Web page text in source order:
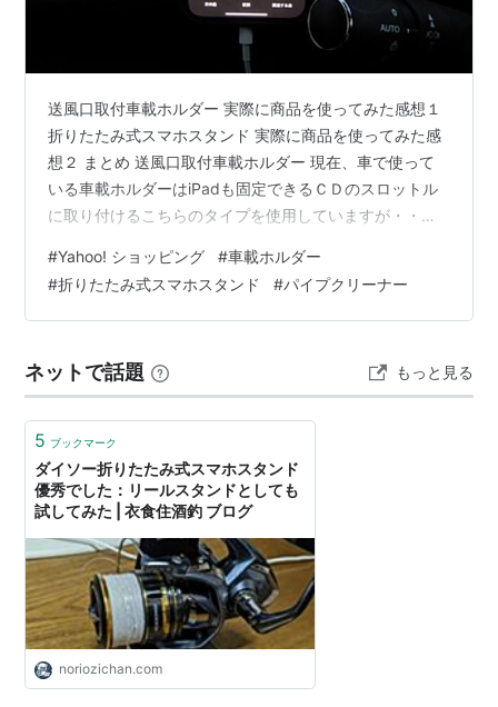
送風口取付車載ホルダー 実際に商品を使ってみた感想１
折りたたみ式スマホスタンド 実際に商品を使ってみた感
想２ まとめ 送風口取付車載ホルダー 現在、車で使って
いる車載ホルダーはiPadも固定できるＣＤのスロットル
に取り付けるこちらのタイプを使用していますが・・・
型からこちらのマグネット付に変えたので・・・
hutago-za.hatenablog.com ケースを付けたままでも、
このホルダーで使用はできるんですが、ナビも最近は
使用だと今の位置…
#Yahoo! ショッピング #車載ホルダー
#折りたたみ式スマホスタンド #パイプクリーナー
ネットで話題 もっと見る
5 ブックマーク
ダイソー折りたたみ式スマホスタンド
優秀でした：リールスタンドとしても
試してみた | 衣食住酒釣 ブログ
noriozichan.com